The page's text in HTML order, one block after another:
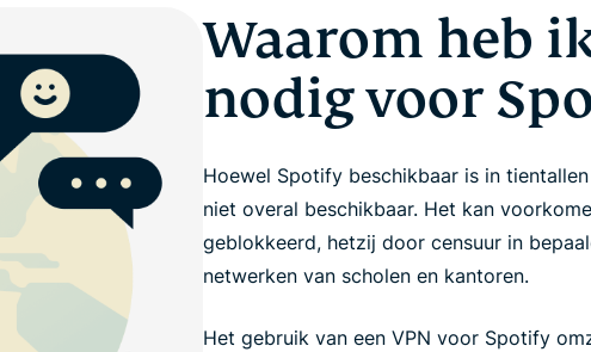
Waarom heb
nodig voor
Hoewel Spotify beschikbaar is in
niet overal beschikbaar. Het kan
geblokkeerd, hetzij door censuur in
netwerken van scholen en kantoren.
Het gebruik van een VPN voor Spotify